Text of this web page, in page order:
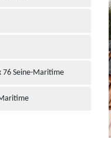
76 Seine-Maritime